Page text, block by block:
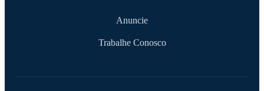
Anuncie
Trabalhe Conosco